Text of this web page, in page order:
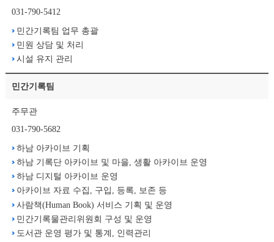
031-790-5412
민간기록팀 업무 총괄
민원 상담 및 처리
시설 유지 관리
민간기록팀
주무관
031-790-5682
하남 아카이브 기획
하남 기록단 아카이브 및 마을, 생활 아카이브 운영
하남 디지털 아카이브 운영
아카이브 자료 수집, 구입, 등록, 보존 등
사람책(Human Book) 서비스 기획 및 운영
민간기록물관리위원회 구성 및 운영
도서관 운영 평가 및 통계, 인력관리